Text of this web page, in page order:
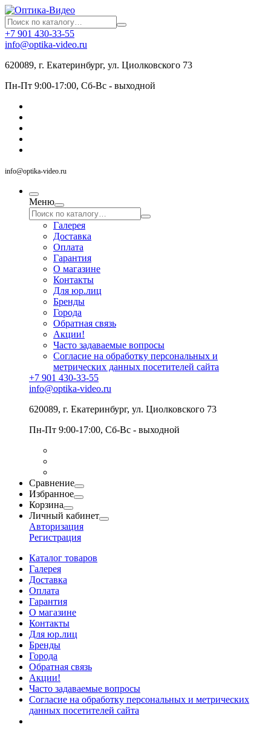
+7 901 430-33-55
info@optika-video.ru
620089, г. Екатеринбург, ул. Циолковского 73
Пн-Пт 9:00-17:00, Сб-Вс - выходной
info@optika-video.ru
Меню
Галерея
Доставка
Оплата
Гарантия
О магазине
Контакты
Для юр.лиц
Бренды
Города
Обратная связь
Акции!
Часто задаваемые вопросы
Согласие на обработку персональных и
метрических данных посетителей сайта
+7 901 430-33-55
info@optika-video.ru
620089, г. Екатеринбург, ул. Циолковского 73
Пн-Пт 9:00-17:00, Сб-Вс - выходной
Сравнение
Избранное
Корзина
Личный кабинет
Авторизация
Регистрация
Каталог товаров
Галерея
Доставка
Оплата
Гарантия
О магазине
Контакты
Для юр.лиц
Бренды
Города
Обратная связь
Акции!
Часто задаваемые вопросы
Согласие на обработку персональных и метрических
данных посетителей сайта